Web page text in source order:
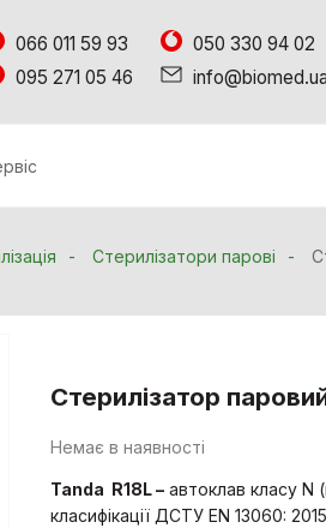
066 011 59 93
050 330 94 02
095 271 05 46
info@biomed.ua
Стерилізатори парові
Стерилізатор
Немає в наявності
Tanda R18L– автоклав класу N
класифікації ДСТУ EN 13060: